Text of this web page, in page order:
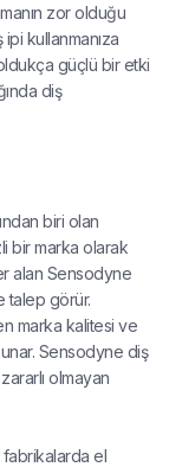
zor olduğu
kullanmanıza
güçlü bir etki
diş
biri olan
bir marka olarak
alan Sensodyne
talep görür.
marka kalitesi ve
Sensodyne diş
olmayan
fabrikalarda el